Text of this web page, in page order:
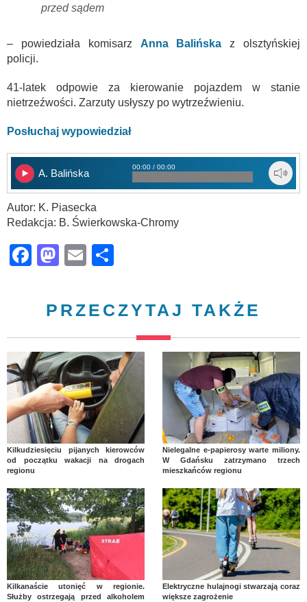
przed sądem
– powiedziała komisarz Anna Balińska z olsztyńskiej
policji.
41-latek odpowie za kierowanie pojazdem w stanie
nietrzeźwości. Zarzuty usłyszy po wytrzeźwieniu.
Posłuchaj wypowiedział
A. Balińska
00:00 / 00:00
Autor: K. Piasecka
Redakcja: B. Świerkowska-Chromy
Facebook
Mastodon
Email
PRZECZYTAJ TAKŻE
Kilkudziesięciu pijanych kierowców
od początku wakacji na drogach
regionu
Nielegalne e-papierosy warte miliony.
W Gdańsku zatrzymano trzech
mieszkańców regionu
Kilkanaście utonięć w regionie.
Służby ostrzegają przed alkoholem
Elektryczne hulajnogi stwarzają coraz
większe zagrożenie